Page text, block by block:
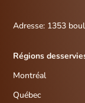
Adresse: 1353
Régions
Montréal
Québec